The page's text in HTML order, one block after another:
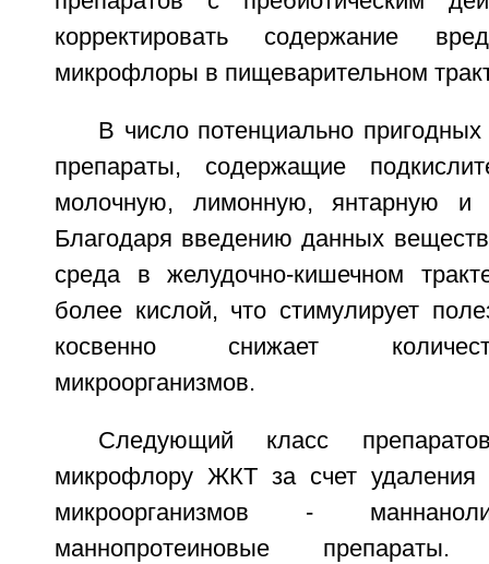
корректировать содержание
микрофлоры в пищеварительном
В число потенциально пригодных
препараты, содержащие
молочную, лимонную, янтарную и
Благодаря введению данных
среда в желудочно-кишечном
более кислой, что стимулирует
косвенно снижает
микроорганизмов.
Следующий класс
микрофлору ЖКТ за счет удаления
микроорганизмов -
маннопротеиновые